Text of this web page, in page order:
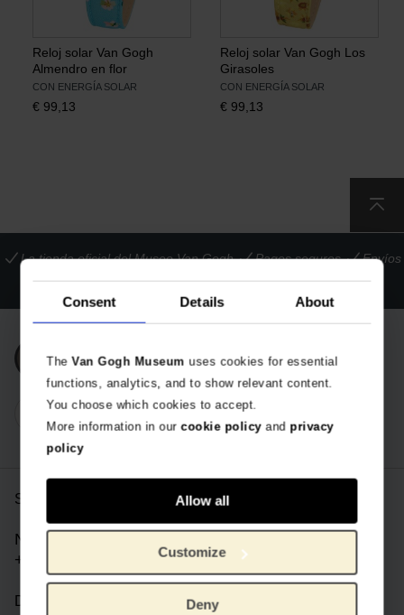
Consent Details About
TheVan Gogh Museum uses cookies for essential
functions, analytics, and to show relevant content.
You choose which cookies to accept.
More information in ourcookie policyand privacy
policy
Allow all
Customize
Deny
Reloj solar Van Gogh
Almendro en flor
CON ENERGÍA SOLAR
€ 99,13
Reloj solar Van Gogh Los
Girasoles
CON ENERGÍA SOLAR
€ 99,13
La tienda oficial del Museo Van Gogh Pagos seguros
Envíos
internacionales
Únete a nuestra newsletter
Servicio de atención al cliente
Número de teléfono:
+31 (0) 888 800 853
De lunes a viernes de 09:00 a 17:30 CET